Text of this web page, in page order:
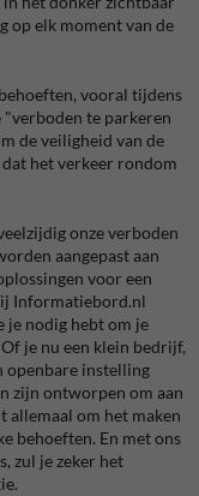
op elk moment van de
vooral tijdens
"verboden te parkeren
de veiligheid van de
het verkeer rondom
onze verboden
aangepast aan
voor een
Informatiebord.nl
je nodig hebt om je
je nu een klein bedrijf,
openbare instelling
zijn ontworpen om aan
allemaal om het maken
behoeften. En met ons
zul je zeker het